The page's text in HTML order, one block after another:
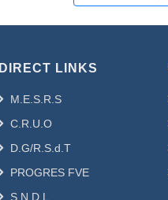
DIRECT LINKS
M.E.S.R.S
C.R.U.O
D.G/R.S.d.T
PROGRES FVE
S.N.D.L